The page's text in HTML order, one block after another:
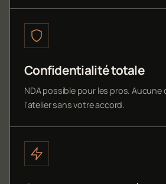
Confidentialité totale
NDA possible pour les pros.
l'atelier sans votre accord.